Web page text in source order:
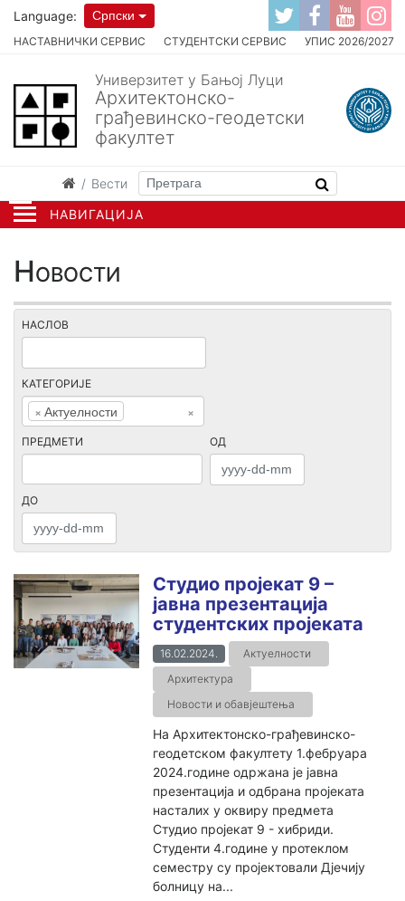
НАВИГАЦИЈА
НАСТАВНИЧКИ СЕРВИС СТУДЕНТСКИ СЕРВИС УПИС 2026/2027
Language: Српски
Универзитет у Бањој Луци
Архитектонско-
грађевинско-геодетски
факултет
Вести
Новости
НАСЛОВ
КАТЕГОРИЈЕ
×
× Актуелности
ПРЕДМЕТИ ОД
ДО
Студио пројекат 9 –
јавна презентација
студентских пројеката
16.02.2024.
Актуелности
Архитектура
Новости и обавјештења
На Архитектонско-грађевинско-
геодетском факултету 1.фебруара
2024.године одржана је јавна
презентација и одбрана пројеката
насталих у оквиру предмета
Студио пројекат 9 - хибриди.
Студенти 4.године у протеклом
семестру су пројектовали Дјечију
болницу на...